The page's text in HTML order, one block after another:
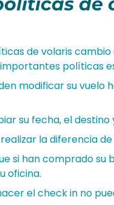
de volaris
políticas
modificar su vuelo
su fecha, el destino
la diferencia
si han comprado
oficina.
el check in no